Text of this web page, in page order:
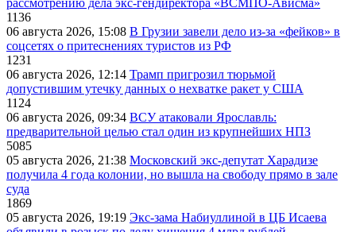
рассмотрению дела экс-гендиректора «ВСМПО-Ависма»
1136
06 августа 2026, 15:08 В Грузии завели дело из-за «фейков» в
соцсетях о притеснениях туристов из РФ
1231
06 августа 2026, 12:14 Трамп пригрозил тюрьмой
допустившим утечку данных о нехватке ракет у США
1124
06 августа 2026, 09:34 ВСУ атаковали Ярославль:
предварительной целью стал один из крупнейших НПЗ
5085
05 августа 2026, 21:38 Московский экс-депутат Харадизе
получила 4 года колонии, но вышла на свободу прямо в зале
суда
1869
05 августа 2026, 19:19 Экс-зама Набиуллиной в ЦБ Исаева